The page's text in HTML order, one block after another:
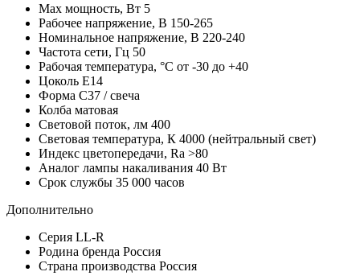
Max мощность, Вт 5
Рабочее напряжение, В 150-265
Номинальное напряжение, В 220-240
Частота сети, Гц 50
Рабочая температура, °C от -30 до +40
Цоколь E14
Форма С37 / свеча
Колба матовая
Световой поток, лм 400
Световая температура, К 4000 (нейтральный свет)
Индекс цветопередачи, Ra ˃80
Аналог лампы накаливания 40 Вт
Срок службы 35 000 часов
Дополнительно
Серия LL-R
Родина бренда Россия
Страна производства Россия